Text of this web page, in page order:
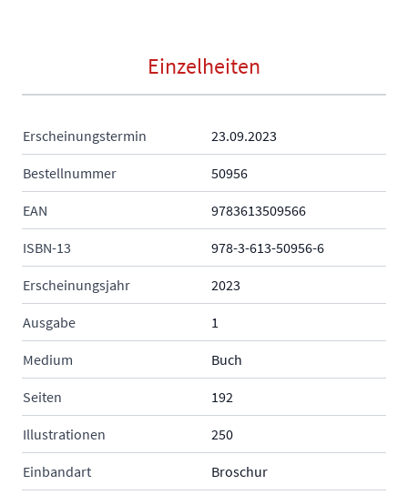
Einzelheiten
Erscheinungstermin 23.09.2023
Bestellnummer 50956
EAN 9783613509566
ISBN-13 978-3-613-50956-6
Erscheinungsjahr 2023
Ausgabe 1
Medium Buch
Seiten 192
Illustrationen 250
Einbandart Broschur